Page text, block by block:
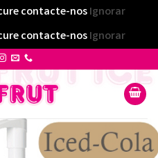
contacte-nosIgnorar
contacte-nosIgnorar